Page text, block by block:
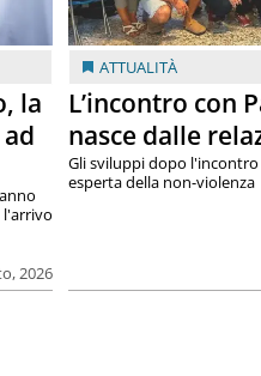
la
2026
l'arrivo
ATTUALITÀ
L’incontro con
nasce dalle
Gli sviluppi dopo
esperta della non-violenza